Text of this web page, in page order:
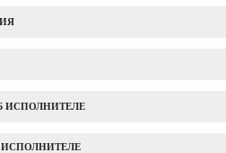
ИСПОЛНИТЕЛЕ